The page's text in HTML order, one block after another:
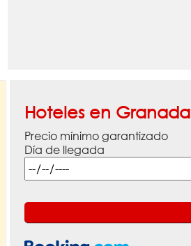
Hoteles en Granada
Precio mínimo garantizado
Día de llegada